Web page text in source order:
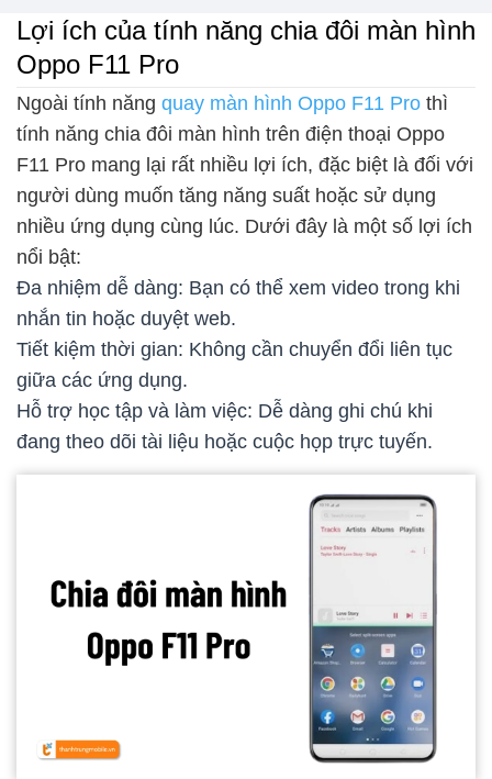
Lợi ích của tính năng chia đôi màn hình
Oppo F11 Pro
Ngoài tính năng quay màn hình Oppo F11 Pro thì
tính năng chia đôi màn hình trên điện thoại Oppo
F11 Pro mang lại rất nhiều lợi ích, đặc biệt là đối với
người dùng muốn tăng năng suất hoặc sử dụng
nhiều ứng dụng cùng lúc. Dưới đây là một số lợi ích
nổi bật:
Đa nhiệm dễ dàng: Bạn có thể xem video trong khi
nhắn tin hoặc duyệt web.
Tiết kiệm thời gian: Không cần chuyển đổi liên tục
giữa các ứng dụng.
Hỗ trợ học tập và làm việc: Dễ dàng ghi chú khi
đang theo dõi tài liệu hoặc cuộc họp trực tuyến.